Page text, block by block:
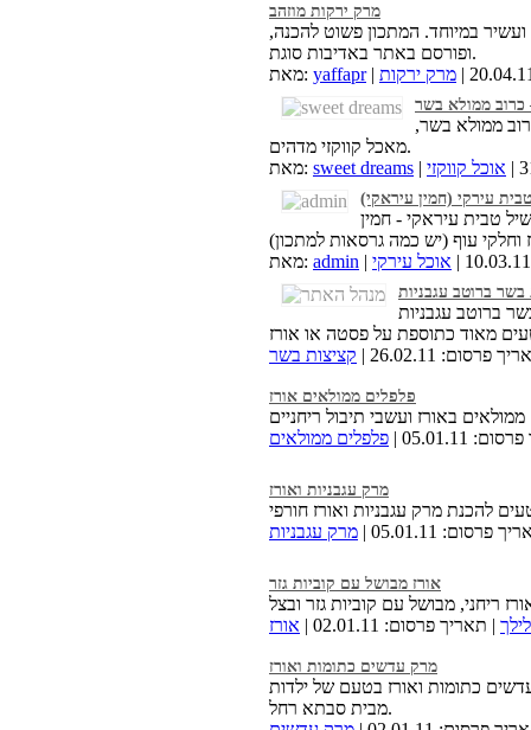
מרק ירקות מוזהב
במיוחד. המתכון פשוט להכנה,
ופורסם באתר באדיבות סוגת.
מאת: yaffapr מרק ירקות
כרוב ממולא בשר
ממולא בשר,
מאכל קווקזי מדהים.
מאת: sweet dreams אוכל קווקזי
טבית עירקי (חמין עיראקי)
טבית עיראקי - חמין
מאת: admin אוכל עירקי
בשר ברוטב עגבניות
ברוטב עגבניות
פרסום: 26.02.11 | קציצות בשר
פלפלים ממולאים אורז
05.01.11 | פלפלים ממולאים
מרק עגבניות ואורז
פרסום: 05.01.11 | מרק עגבניות
אורז מבושל עם קוביות גזר
לילך | תאריך פרסום: 02.01.11 | אורז
מרק עדשים כתומות ואורז
כתומות ואורז בטעם של ילדות
מבית סבתא רחל.